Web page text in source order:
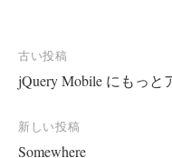
投
稿
ナ
ビ
古い投稿
jQuery Mobile にもっと
新しい投稿
Somewhere